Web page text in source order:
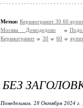
Метки: Керамогранит 30 60
Москва Домодедово
Керамогранит
30 60
БЕЗ
Понедельник, 28 Октября 2024